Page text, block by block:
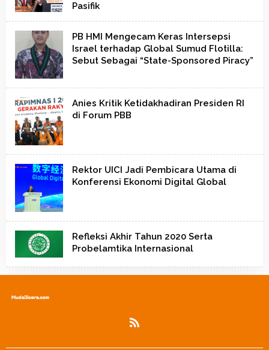
Pasifik
PB HMI Mengecam Keras Intersepsi
Israel terhadap Global Sumud Flotilla:
Sebut Sebagai “State-Sponsored Piracy”
Anies Kritik Ketidakhadiran Presiden RI
di Forum PBB
Rektor UICI Jadi Pembicara Utama di
Konferensi Ekonomi Digital Global
Refleksi Akhir Tahun 2020 Serta
Probelamtika Internasional